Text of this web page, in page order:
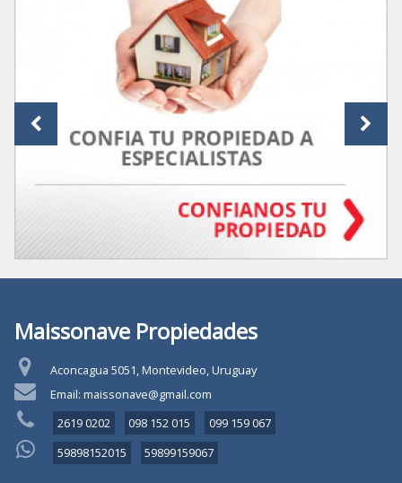
Maissonave Propiedades
Aconcagua 5051, Montevideo, Uruguay
Email: maissonave@gmail.com
2619 0202
098 152 015
099 159 067
59898152015
59899159067